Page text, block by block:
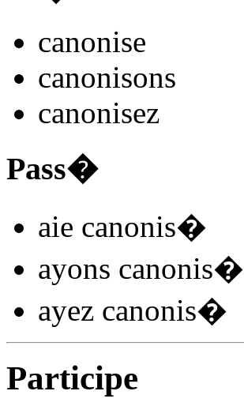
canonise
canonisons
canonisez
Pass�
aie canonis�
ayons canonis�
ayez canonis�
Participe